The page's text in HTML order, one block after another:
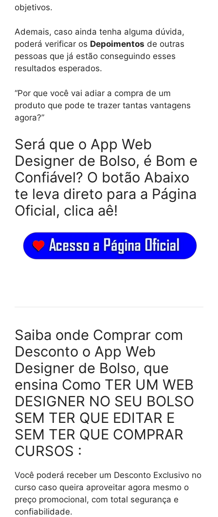
objetivos.
Ademais, caso ainda tenha alguma dúvida,
poderá verificar os Depoimentos de outras
pessoas que já estão conseguindo esses
resultados esperados.
“Por que você vai adiar a compra de um
produto que pode te trazer tantas vantagens
agora?”
Será que o App Web
Designer de Bolso, é Bom e
Confiável? O botão Abaixo
te leva direto para a Página
Oficial, clica aê!
Saiba onde Comprar com
Desconto o App Web
Designer de Bolso, que
ensina Como TER UM WEB
DESIGNER NO SEU BOLSO
SEM TER QUE EDITAR E
SEM TER QUE COMPRAR
CURSOS :
Você poderá receber um Desconto Exclusivo no
curso caso queira aproveitar agora mesmo o
preço promocional, com total segurança e
confiabilidade.